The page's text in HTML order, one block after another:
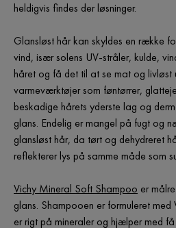
heldigvis findes der løsninger.
Glansløst hår kan skyldes en række
vind, især solens UV-stråler, kulde,
håret og få det til at se mat og livløst
varmeværktøjer som føntørrer,
beskadige hårets yderste lag og
glans. Endelig er mangel på fugt og
glansløst hår, da tørt og dehydreret
reflekterer lys på samme måde som
Vichy Mineral Soft Shampoo er
glans. Shampooen er formuleret med
er rigt på mineraler og hjælper med